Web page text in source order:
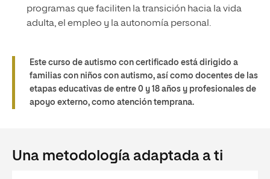
programas que faciliten la transición hacia la vida
adulta, el empleo y la autonomía personal.
Este curso de autismo con certificado está dirigido a
familias con niños con autismo, así como docentes de las
etapas educativas de entre 0 y 18 años y profesionales de
apoyo externo, como atención temprana.
Una metodología adaptada a ti